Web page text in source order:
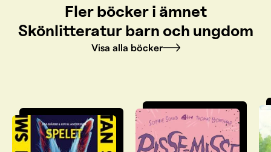
Fler böcker i ämnet
Skönlitteratur barn och ungdom
Visa alla böcker